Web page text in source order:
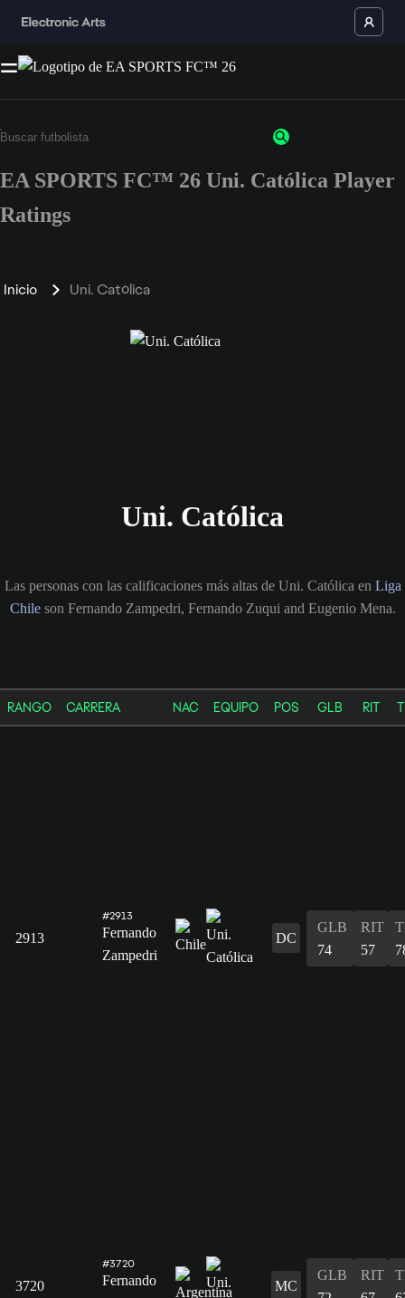
EA SPORTS FC™ 26 Uni. Católica Player
Ratings
Inicio Uni. Católica
Uni. Católica
Las personas con las calificaciones más altas de Uni. Católica en Liga
Chileson Fernando Zampedri, Fernando Zuqui and Eugenio Mena.
RANGO CARRERA NAC EQUIPO POS GLB RIT
2913
#2913
Fernando
Zampedri
DC
GLB
74
RIT
57
3720
#3720
Fernando
MC
GLB
RIT